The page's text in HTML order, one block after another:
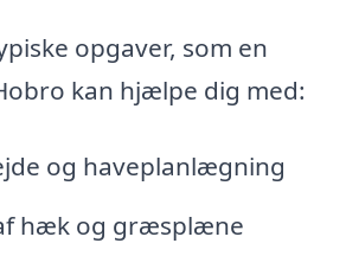
opgaver, som en
kan hjælpe dig med:
og haveplanlægning
hæk og græsplæne